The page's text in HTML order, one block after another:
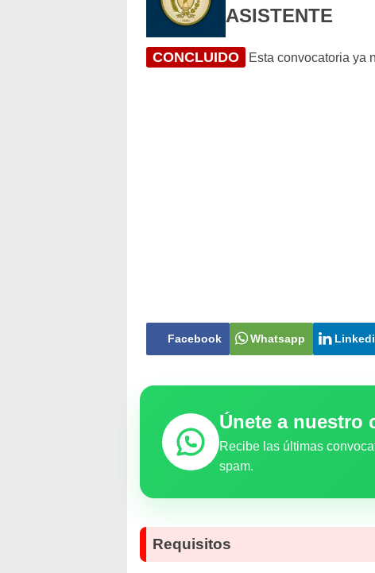
ASISTENTE
CONCLUIDO Esta convocatoria ya
Facebook Whatsapp
Únete a nuestro
Recibe las últimas
spam.
Requisitos